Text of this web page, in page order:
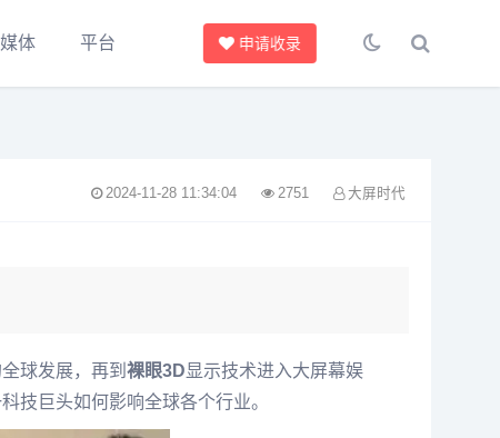
媒体 平台 申请收录
2024-11-28 11:34:04 2751 大屏时代
球发展，再到 裸眼3D显示技术进入大屏幕娱
技巨头如何影响全球各个行业。